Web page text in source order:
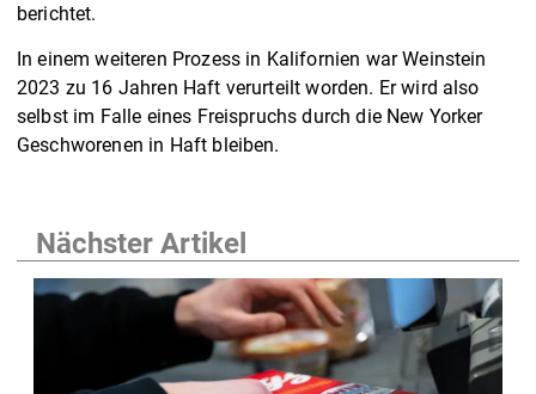
berichtet.
In einem weiteren Prozess in Kalifornien war Weinstein
2023 zu 16 Jahren Haft verurteilt worden. Er wird also
selbst im Falle eines Freispruchs durch die New Yorker
Geschworenen in Haft bleiben.
Nächster Artikel